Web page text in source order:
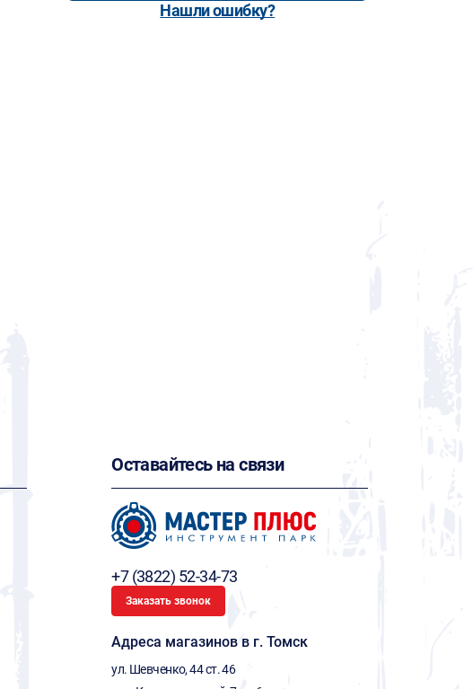
Нашли ошибку?
Оставайтесь на связи
+7 (3822) 52-34-73
Заказать звонок
Адреса магазинов в г. Томск
ул. Шевченко, 44 ст. 46